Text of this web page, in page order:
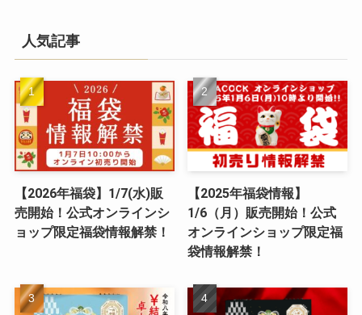
人気記事
【2026年福袋】1/7(水)販
売開始！公式オンラインシ
ョップ限定福袋情報解禁！
【2025年福袋情報】
1/6（月）販売開始！公式
オンラインショップ限定福
袋情報解禁！